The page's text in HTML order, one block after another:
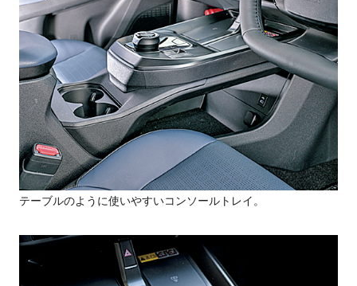
テーブルのように使いやすいコンソールトレイ。